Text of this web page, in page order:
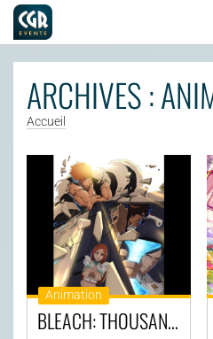
ARCHIVES :
Accueil
Animation
BLEACH: THOUSAND-YEAR BLOOD WAR - THE CALAMITY